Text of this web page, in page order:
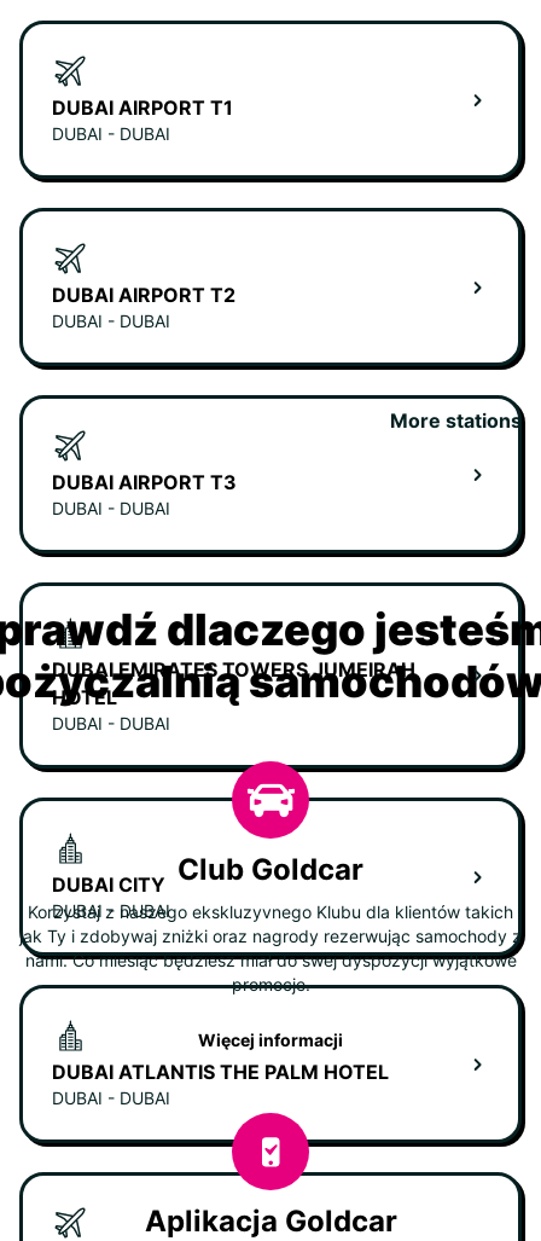
DUBAI AIRPORT T1
DUBAI - DUBAI
DUBAI AIRPORT T2
DUBAI - DUBAI
DUBAI AIRPORT T3
DUBAI - DUBAI
DUBAI EMIRATES TOWERS JUMEIRAH
HOTEL
DUBAI - DUBAI
DUBAI CITY
DUBAI - DUBAI
DUBAI ATLANTIS THE PALM HOTEL
DUBAI - DUBAI
More stations
dlaczego
Club Goldcar
Korzystaj z naszego ekskluzyvnego Klubu dla klientów takich
jak Ty i zdobywaj zniżki oraz nagrody rezerwując samochody z
nami. Co miesiąc będziesz miał do swej dyspozycji wyjątkowe
promocje.
Więcej informacji
Aplikacja Goldcar